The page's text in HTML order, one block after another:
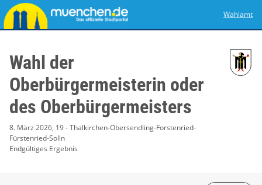
Wahlamt
Wahl der
Oberbürgermeisterin oder
des Oberbürgermeisters
8. März 2026, 19 - Thalkirchen-Obersendling-Forstenried-
Fürstenried-Solln
Endgültiges Ergebnis